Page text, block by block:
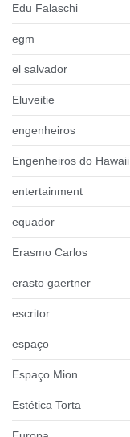
Edu Falaschi
egm
el salvador
Eluveitie
engenheiros
Engenheiros do Hawaii
entertainment
equador
Erasmo Carlos
erasto gaertner
escritor
espaço
Espaço Mion
Estética Torta